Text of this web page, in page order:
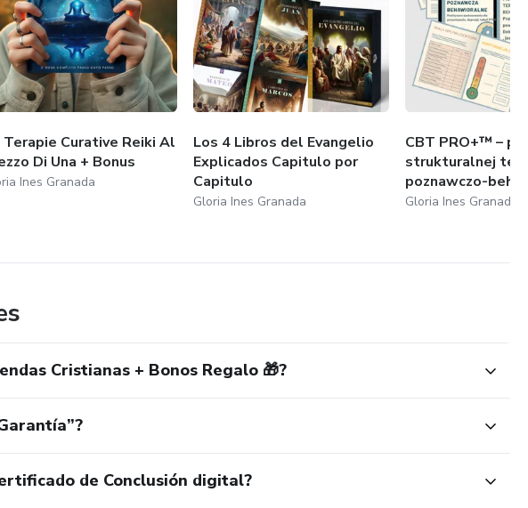
Terapie Curative Reiki Al
Di Una + Bonus
Ines Granada
Los 4 Libros del Evangelio
Explicados Capitulo por
Capitulo
Gloria Ines Granada
CBT PRO+™ –
strukturalnej
poznawczo-
Gloria Ines Granada
Cristianas + Bonos Regalo 🎁?
de Conclusión digital?